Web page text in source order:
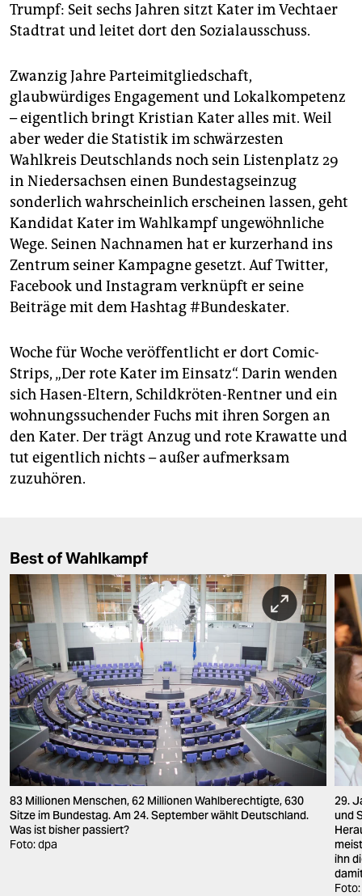
Trumpf: Seit sechs Jahren sitzt Kater im Vechtaer
Stadtrat und leitet dort den Sozialausschuss.
Zwanzig Jahre Parteimitgliedschaft,
glaubwürdiges Engagement und Lokalkompetenz
– eigentlich bringt Kristian Kater alles mit. Weil
aber weder die Statistik im schwärzesten
Wahlkreis Deutschlands noch sein Listenplatz 29
in Niedersachsen einen Bundestagseinzug
sonderlich wahrscheinlich erscheinen lassen, geht
Kandidat Kater im Wahlkampf ungewöhnliche
Wege. Seinen Nachnamen hat er kurzerhand ins
Zentrum seiner Kampagne gesetzt. Auf Twitter,
Facebook und Instagram verknüpft er seine
Beiträge mit dem Hashtag #Bundeskater.
Woche für Woche veröffentlicht er dort Comic-
Strips, „Der rote Kater im Einsatz“. Darin wenden
sich Hasen-Eltern, Schildkröten-Rentner und ein
wohnungssuchender Fuchs mit ihren Sorgen an
den Kater. Der trägt Anzug und rote Krawatte und
tut eigentlich nichts – außer aufmerksam
zuzuhören.
Best of Wahlkampf
83 Millionen Menschen, 62 Millionen Wahlberechtigte, 630
Sitze im Bundestag. Am 24. September wählt Deutschland.
Was ist bisher passiert?
Foto: dpa
29.
und
ihn